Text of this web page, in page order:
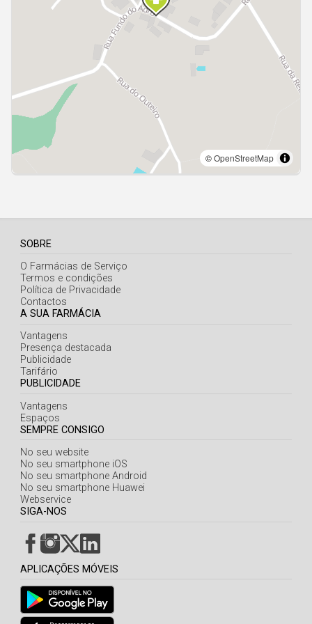
Açores
SOBRE
O Farmácias de Serviço
Termos e condições
Política de Privacidade
Contactos
A SUA FARMÁCIA
Vantagens
Presença destacada
Publicidade
Tarifário
PUBLICIDADE
Vantagens
Espaços
SEMPRE CONSIGO
No seu website
No seu smartphone iOS
No seu smartphone Android
No seu smartphone Huawei
Webservice
SIGA-NOS
APLICAÇÕES MÓVEIS